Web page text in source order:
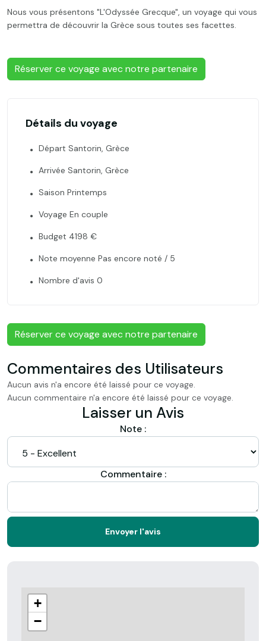
Nous vous présentons "L'Odyssée Grecque", un voyage qui vous
permettra de découvrir la Grèce sous toutes ses facettes.
Réserver ce voyage avec notre partenaire
Détails du voyage
Départ Santorin, Grèce
Arrivée Santorin, Grèce
Saison Printemps
Voyage En couple
Budget 4198 €
Note moyenne Pas encore noté / 5
Nombre d'avis 0
Réserver ce voyage avec notre partenaire
Commentaires des Utilisateurs
Aucun avis n'a encore été laissé pour ce voyage.
Aucun commentaire n'a encore été laissé pour ce voyage.
Laisser un Avis
Note :
Commentaire :
Envoyer l'avis
+
−